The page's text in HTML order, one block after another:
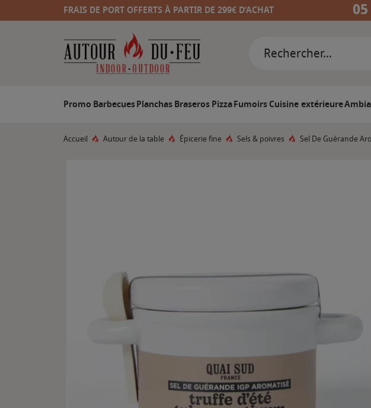
FRAIS DE PORT OFFERTS À PARTIR DE 299€ D’ACHAT
Promo BarbecuesPlanchasBraserosPizzaFumoirsCuisine extérieure
Accueil Autour de la table Épicerie fine Sels & poivres Sel De Guérande